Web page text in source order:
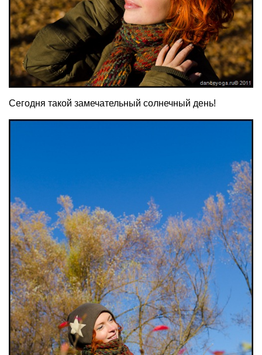
Сегодня такой замечательный солнечный день!